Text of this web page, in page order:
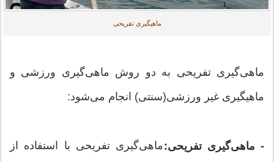
ماهیگیری تفریحی
ماهی‌گیری تفریحی به دو روش ماهی‌گیری ورزشی و
ماهیگیری غیر ورزشی(سنتی) انجام می‌شود:
- ماهی‌گیری تفریحی:ماهی‌گیری تفریحی با استفاده از